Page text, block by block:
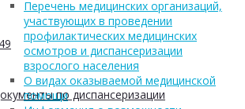
по диспансеризации
Перечень медицинских организаций,
участвующих в проведении
профилактических медицинских
осмотров и диспансеризации
взрослого населения
О видах оказываемой медицинской
помощи